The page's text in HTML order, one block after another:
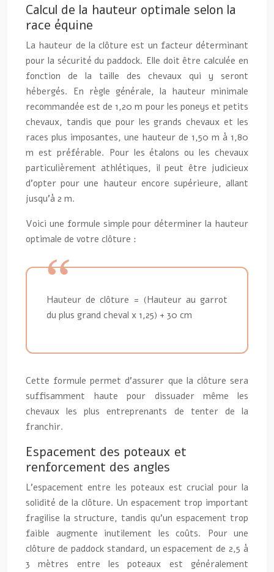
Calcul de la hauteur optimale selon la
race équine
La hauteur de la clôture est un facteur déterminant
pour la sécurité du paddock. Elle doit être calculée en
fonction de la taille des chevaux qui y seront
hébergés. En règle générale, la hauteur minimale
recommandée est de 1,20 m pour les poneys et petits
chevaux, tandis que pour les grands chevaux et les
races plus imposantes, une hauteur de 1,50 m à 1,80
m est préférable. Pour les étalons ou les chevaux
particulièrement athlétiques, il peut être judicieux
d’opter pour une hauteur encore supérieure, allant
jusqu’à 2 m.
Voici une formule simple pour déterminer la hauteur
optimale de votre clôture :
Hauteur de clôture = (Hauteur au garrot
du plus grand cheval x 1,25) + 30 cm
Cette formule permet d’assurer que la clôture sera
suffisamment haute pour dissuader même les
chevaux les plus entreprenants de tenter de la
franchir.
Espacement des poteaux et
renforcement des angles
L’espacement entre les poteaux est crucial pour la
solidité de la clôture. Un espacement trop important
fragilise la structure, tandis qu’un espacement trop
faible augmente inutilement les coûts. Pour une
clôture de paddock standard, un espacement de 2,5 à
3 mètres entre les poteaux est généralement